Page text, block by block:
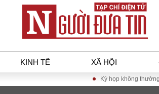
KINH TẾ XÃ HỘI
Kỳ họp không thường lệ thứ